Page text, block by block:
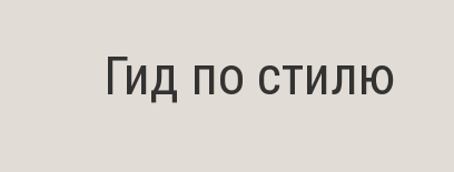
Гид по стилю